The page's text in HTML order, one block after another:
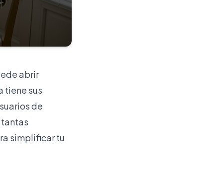
abrir
tiene sus
de
simplificar tu